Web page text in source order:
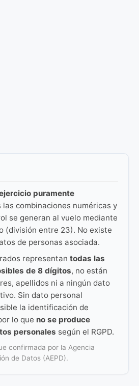
puramente
las combinaciones numéricas y
se generan al vuelo mediante
(división entre 23). No existe
de personas asociada.
representan todas las
de 8 dígitos, no están
apellidos ni a ningún dato
Sin dato personal
la identificación de
lo que no se produce
personales según el RGPD.
confirmada por la Agencia
de Datos (AEPD).